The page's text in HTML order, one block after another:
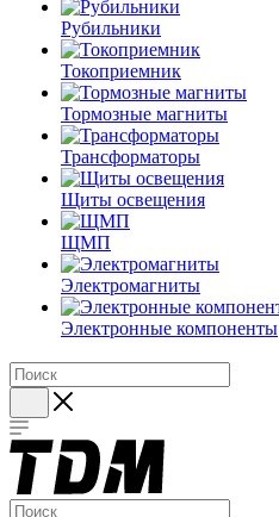
Рубильники
Токоприемник
Тормозные магниты
Трансформаторы
Щиты освещения
ЩМП
Электромагниты
Электронные компоненты